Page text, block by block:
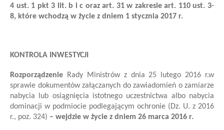
4 ust. 1 pkt 3 lit. b i c oraz art. 31 w zakresie art. 110 ust. 3-
8, które wchodzą w życie z dniem 1 stycznia 2017 r.
KONTROLA INWESTYCJI
Rozporządzenie Rady Ministrów z dnia 25 lutego 2016 r.w
sprawie dokumentów załączanych do zawiadomień o zamiarze
nabycia lub osiągnięcia istotnego uczestnictwa albo nabycia
dominacji w podmiocie podlegającym ochronie (Dz. U. z 2016
r., poz. 324) – wejdzie w życie z dniem 26 marca 2016 r.